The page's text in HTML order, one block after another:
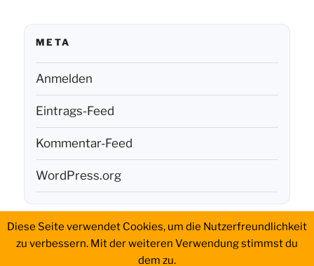
META
Anmelden
Eintrags-Feed
Kommentar-Feed
WordPress.org
Aktivierungen
History Portable
Setup
WWFF Impressum
Diese Seite verwendet Cookies, um die Nutzerfreundlichkeit
zu verbessern. Mit der weiteren Verwendung stimmst du
dem zu.